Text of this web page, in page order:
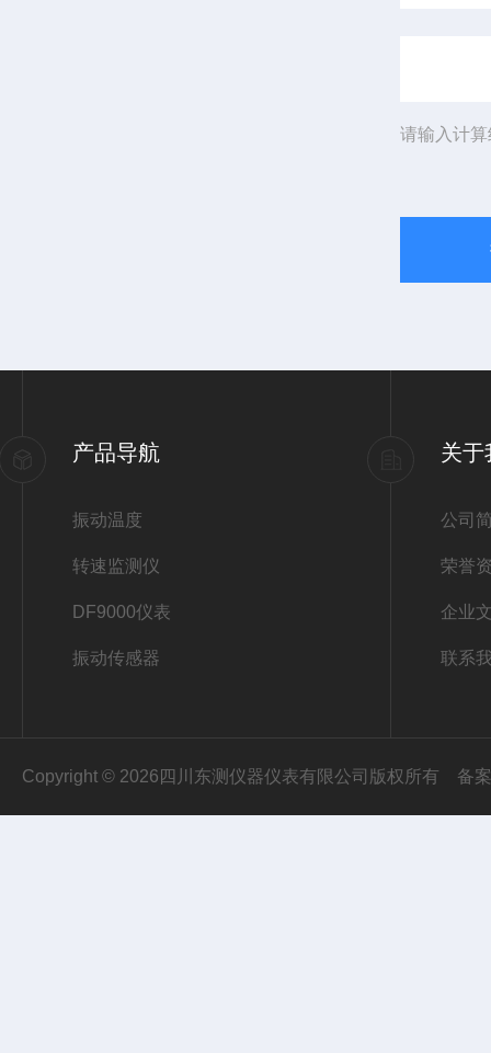
请输入计
产品导航
振动温度
转速监测仪
DF9000仪表
振动传感器
关于
公司
荣誉
企业
联系
Copyright © 2026四川东测仪器仪表有限公司版权所有 备